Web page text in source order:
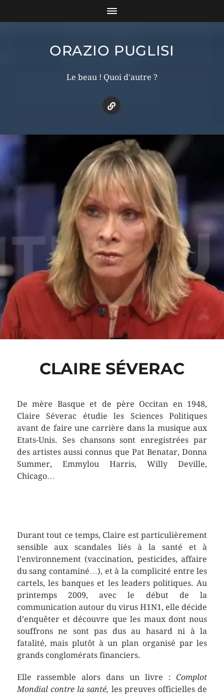
ORAZIO PUGLISI
Le beau ! Quoi d'autre ?
CLAIRE SÉVERAC
De mère Basque et de père Occitan en 1948,
Claire Séverac étudie les Sciences Politiques
avant de faire une carrière dans la musique aux
Etats-Unis. Ses chansons sont enregistrées par
des artistes aussi connus que Pat Benatar, Donna
Summer, Emmylou Harris, Willy Deville,
Chicago…
Durant tout ce temps, Claire est particulièrement
sensible aux scandales liés à la santé et à
l’environnement (vaccination, pesticides, affaire
du sang contaminé…), et à la complicité entre les
cartels, les banques et les leaders politiques. Au
printemps 2009, avec le début de la
communication autour du virus H1N1, elle décide
d’enquêter et découvre que les maux dont nous
souffrons ne sont pas dus au hasard ni à la
fatalité, mais plutôt à un plan organisé par les
grands conglomérats financiers.
Elle rassemble alors dans un livre :Complot
Mondial contre la santé, les preuves officielles de